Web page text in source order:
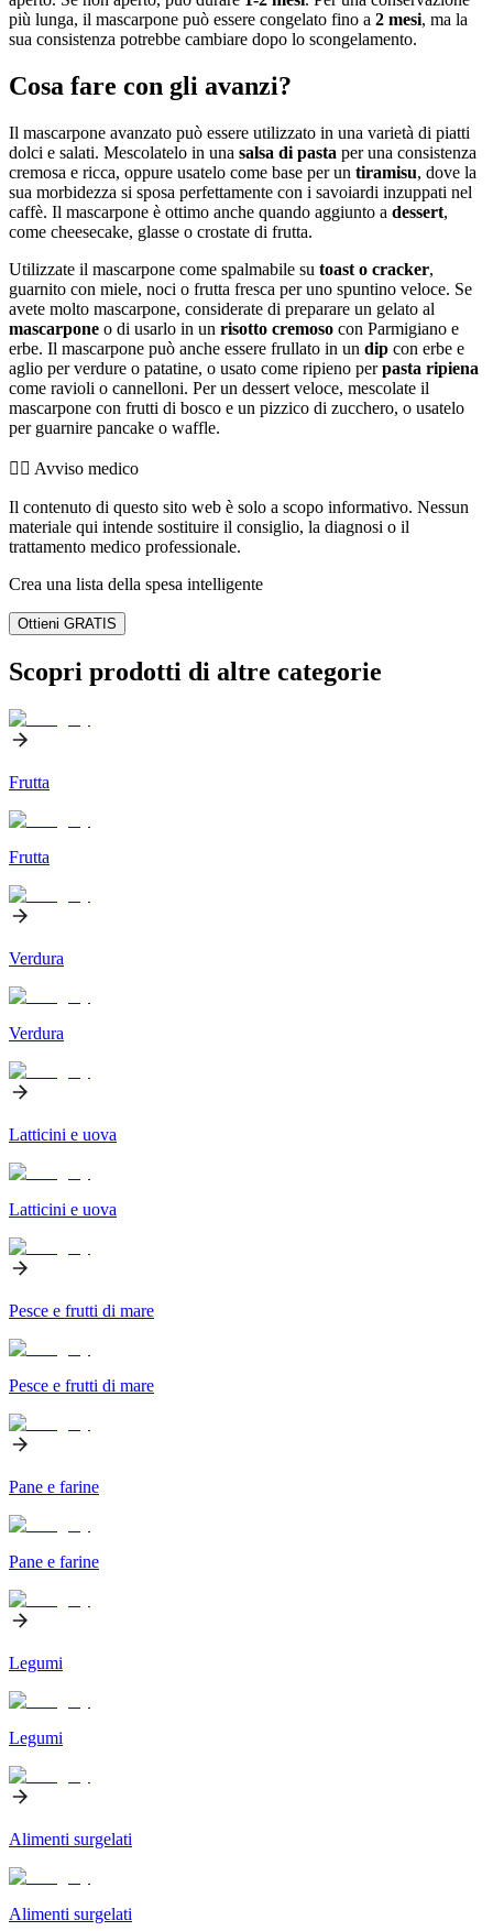
più lunga, il mascarpone può essere congelato fino a 2 mesi, ma la
sua consistenza potrebbe cambiare dopo lo scongelamento.
Cosa fare con gli avanzi?
Il mascarpone avanzato può essere utilizzato in una varietà di piatti
dolci e salati. Mescolatelo in una salsa di pasta per una consistenza
cremosa e ricca, oppure usatelo come base per un tiramisu, dove la
sua morbidezza si sposa perfettamente con i savoiardi inzuppati nel
caffè. Il mascarpone è ottimo anche quando aggiunto a dessert,
come cheesecake, glasse o crostate di frutta.
Utilizzate il mascarpone come spalmabile su toast o cracker,
guarnito con miele, noci o frutta fresca per uno spuntino veloce. Se
avete molto mascarpone, considerate di preparare un gelato al
mascarpone o di usarlo in un risotto cremoso con Parmigiano e
erbe. Il mascarpone può anche essere frullato in un dip con erbe e
aglio per verdure o patatine, o usato come ripieno perpasta ripiena
come ravioli o cannelloni. Per un dessert veloce, mescolate il
mascarpone con frutti di bosco e un pizzico di zucchero, o usatelo
per guarnire pancake o waffle.
👨‍⚕️️ Avviso medico
Il contenuto di questo sito web è solo a scopo informativo. Nessun
materiale qui intende sostituire il consiglio, la diagnosi o il
trattamento medico professionale.
Crea una lista della spesa intelligente
Ottieni GRATIS
Scopri prodotti di altre categorie
Frutta
Frutta
Verdura
Verdura
Latticini e uova
Latticini e uova
Pesce e frutti di mare
Pesce e frutti di mare
Pane e farine
Pane e farine
Legumi
Legumi
Alimenti surgelati
Alimenti surgelati